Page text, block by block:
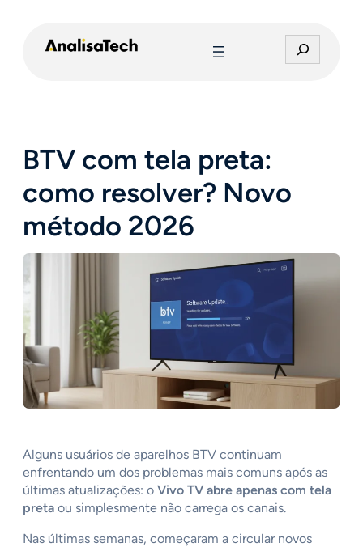
e
r
BTV com tela preta:
como resolver? Novo
método 2026
Alguns usuários de aparelhos BTV continuam
enfrentando um dos problemas mais comuns após as
últimas atualizações: o Vivo TV abre apenas com tela
preta ou simplesmente não carrega os canais.
Nas últimas semanas, começaram a circular novos